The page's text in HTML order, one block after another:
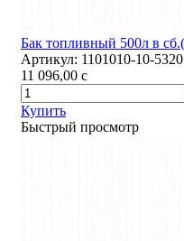
Бак топливный 500л в
Артикул: 1101010-10-5320
11 096,00 c
Купить
Быстрый просмотр